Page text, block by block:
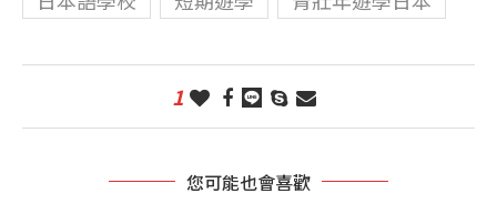
1
您可能也會喜歡